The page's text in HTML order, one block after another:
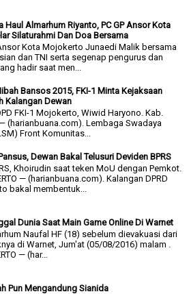
Haul Almarhum Riyanto, PC GP Ansor Kota
Silaturahmi Dan Doa Bersama
Kota Mojokerto Junaedi Malik bersama
dan TNI serta segenap pengurus dan
hadir saat men...
Bansos 2015, FKI-1 Minta Kejaksaan
Kalangan Dewan
1 Mojokerto, Wiwid Haryono. Kab.
— (harianbuana.com). Lembaga Swadaya
Front Komunitas...
Dewan Bakal Telusuri Deviden BPRS
Khoirudin saat teken MoU dengan Pemkot.
— (harianbuana.com). Kalangan DPRD
bakal membentuk...
Dunia Saat Main Game Online Di Warnet
Naufal HF (18) sebelum dievakuasi dari
di Warnet, Jum'at (05/08/2016) malam .
— (har...
Pun Mengandung Sianida